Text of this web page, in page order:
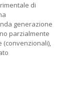
di
generazione
parzialmente
(convenzionali),